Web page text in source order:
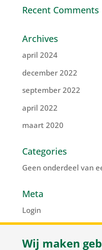
Recent Comments
Archives
april 2024
december 2022
september 2022
april 2022
maart 2020
Categories
Geen onderdeel van
Meta
Login
Vermeldingen feed
Reacties feed
Wij maken